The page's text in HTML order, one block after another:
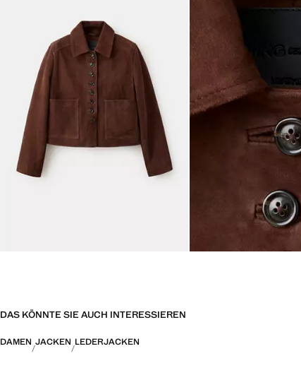
DAS KÖNNTE SIE AUCH INTERESSIEREN
DAMEN JACKEN LEDERJACKEN